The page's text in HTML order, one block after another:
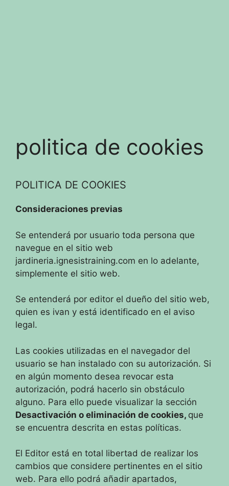
politica de cookies
POLITICA DE COOKIES
Consideraciones previas
Se entenderá por usuario toda persona que
navegue en el sitio web
jardineria.ignesistraining.com en lo adelante,
simplemente el sitio web.
Se entenderá por editor el dueño del sitio web,
quien es ivan y está identificado en el aviso
legal.
Las cookies utilizadas en el navegador del
usuario se han instalado con su autorización. Si
en algún momento desea revocar esta
autorización, podrá hacerlo sin obstáculo
alguno. Para ello puede visualizar la sección
Desactivación o eliminación de cookies, que
se encuentra descrita en estas políticas.
El Editor está en total libertad de realizar los
cambios que considere pertinentes en el sitio
web. Para ello podrá añadir apartados,